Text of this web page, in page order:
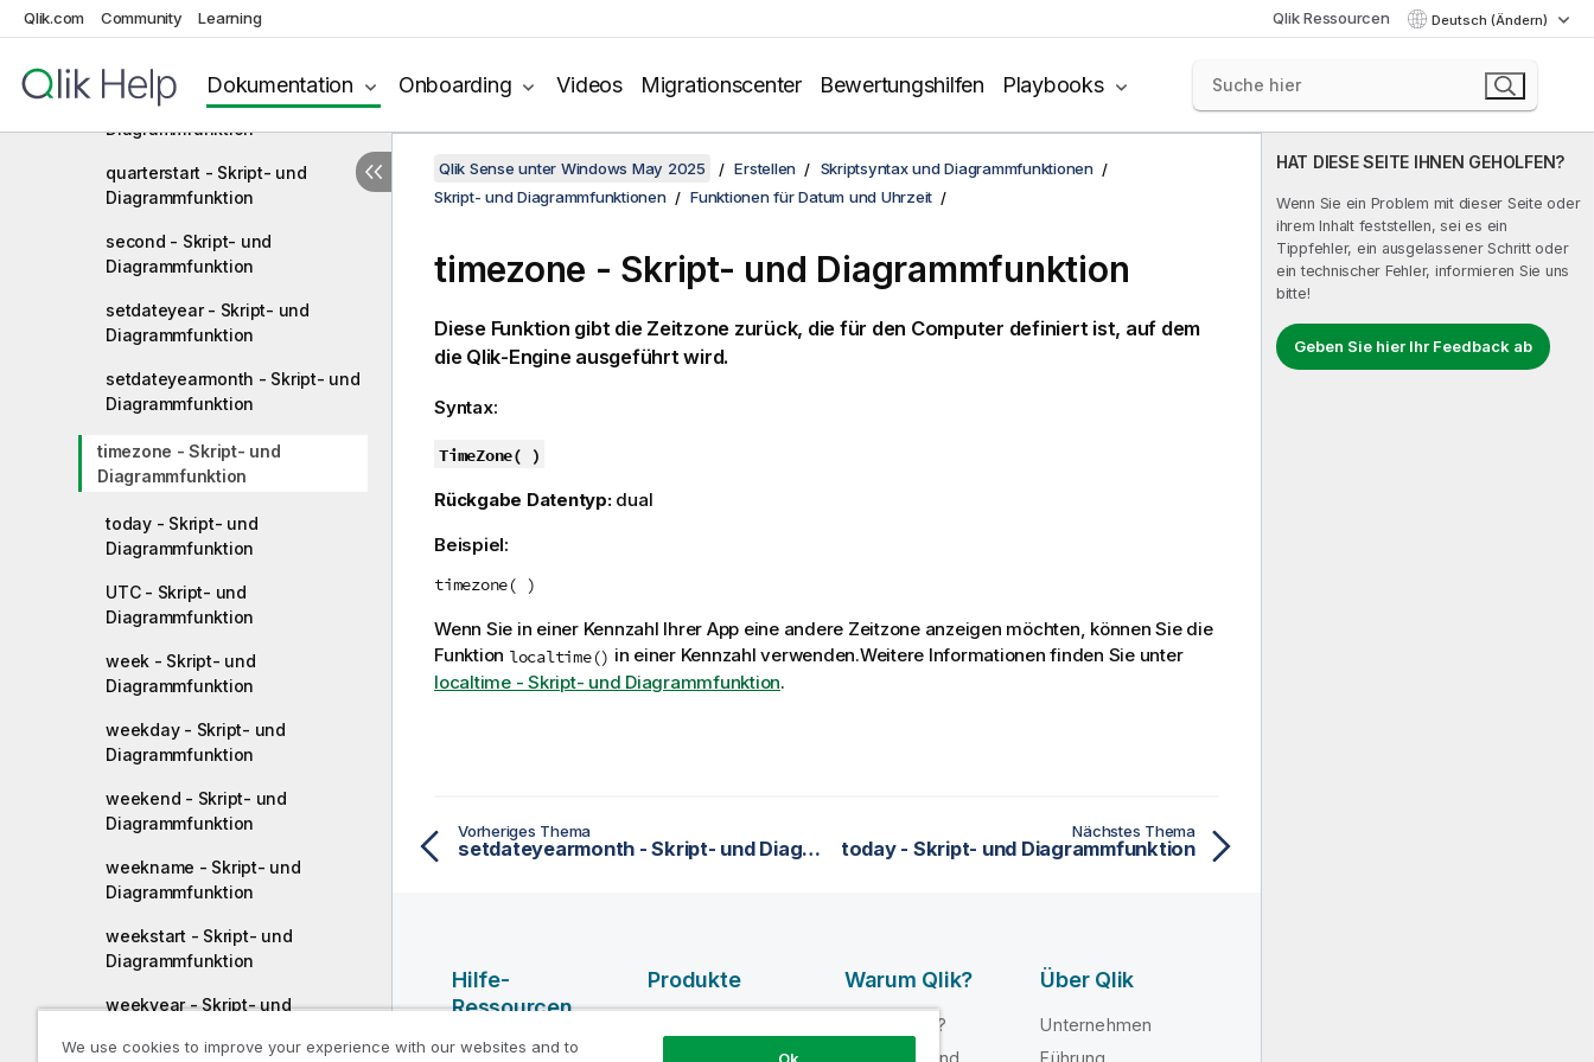
Qlik.com Community Learning Qlik Ressourcen Deutsch (Ändern)
Dokumentation Onboarding Videos Migrationscenter Bewertungshilfen Playbooks
quarterend - Skript- und
quartername - Skript- und
Diagrammfunktion
quarterstart - Skript- und
Diagrammfunktion
second - Skript- und
Diagrammfunktion
setdateyear - Skript- und
Diagrammfunktion
setdateyearmonth - Skript- und
Diagrammfunktion
timezone - Skript- und
Diagrammfunktion
today - Skript- und
Diagrammfunktion
UTC - Skript- und
Diagrammfunktion
week - Skript- und
Diagrammfunktion
weekday - Skript- und
Diagrammfunktion
weekend - Skript- und
Diagrammfunktion
weekname - Skript- und
Diagrammfunktion
weekstart - Skript- und
Diagrammfunktion
weekyear - Skript- und
HAT DIESE SEITE IHNEN GEHOLFEN?
Wenn Sie ein Problem mit dieser Seite oder
ihrem Inhalt feststellen, sei es ein
Tippfehler, ein ausgelassener Schritt oder
ein technischer Fehler, informieren Sie uns
bitte!
Geben Sie hier Ihr Feedback ab
Qlik Sense unter Windows May 2025 Erstellen
Skriptsyntax und Diagrammfunktionen
Skript- und Diagrammfunktionen
Funktionen für Datum und Uhrzeit
timezone - Skript- und Diagrammfunktion
Diese Funktion gibt die Zeitzone zurück, die für den Computer definiert ist, auf dem
die Qlik-Engine ausgeführt wird.
Syntax:
TimeZone( )
Rückgabe Datentyp: dual
Beispiel:
timezone( )
Wenn Sie in einer Kennzahl Ihrer App eine andere Zeitzone anzeigen möchten, können Sie die
Funktion localtime() in einer Kennzahl verwenden.Weitere Informationen finden Sie unter
localtime - Skript- und Diagrammfunktion.
Vorheriges Thema
setdateyearmonth - Skript- und Diagrammfunktion
Nächstes Thema
today - Skript- und Diagrammfunktion
Hilfe-
Ressourcen
Qlik Hilfe-Videos
Produkte
ON UND -
Warum Qlik?
Warum Qlik?
Vertrauen und
Über Qlik
Unternehmen
Führung
We use cookies to improve your experience with our websites and to